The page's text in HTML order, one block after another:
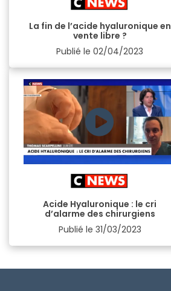
La fin de l’acide hyaluronique en
vente libre ?
Publié le 02/04/2023
Acide Hyaluronique : le cri
d’alarme des chirurgiens
Publié le 31/03/2023